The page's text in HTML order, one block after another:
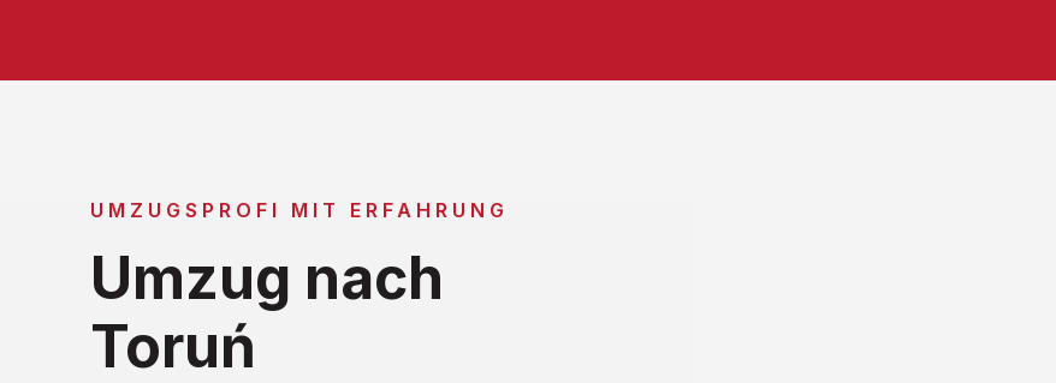
UMZUGSPROFI MIT ERFAHRUNG
Umzug nach
Toruń